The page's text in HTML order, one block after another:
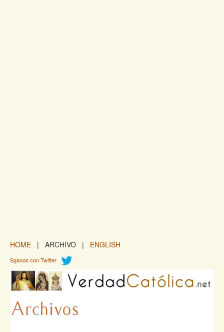
HOME | ARCHIVO | ENGLISH
Sganos con Twitter